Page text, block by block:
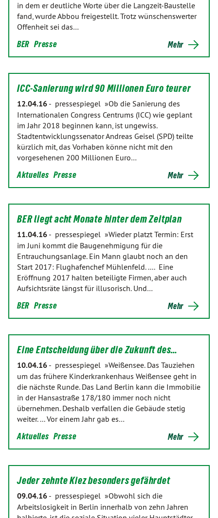
in dem er deutliche Worte über die Langzeit-Baustelle
fand, wurde Abbou freigestellt. Trotz wünschenswerter
Offenheit sei das…
BER Presse Mehr
ICC-Sanierung wird 90 Millionen Euro teurer
12.04.16 - pressespiegel »Ob die Sanierung des
Internationalen Congress Centrums (ICC) wie geplant
im Jahr 2018 beginnen kann, ist ungewiss.
Stadtentwicklungssenator Andreas Geisel (SPD) teilte
kürzlich mit, das Vorhaben könne nicht mit den
vorgesehenen 200 Millionen Euro…
Aktuelles Presse Mehr
BER liegt acht Monate hinter dem Zeitplan
11.04.16 - pressespiegel »Wieder platzt Termin: Erst
im Juni kommt die Baugenehmigung für die
Entrauchungsanlage. Ein Mann glaubt noch an den
Start 2017: Flughafenchef Mühlenfeld. .... Eine
Eröffnung 2017 halten beteiligte Firmen, aber auch
Aufsichtsräte längst für illusorisch. Und…
BER Presse Mehr
Eine Entscheidung über die Zukunft des…
10.04.16 - pressespiegel »Weißensee. Das Tauziehen
um das frühere Kinderkrankenhaus Weißensee geht in
die nächste Runde. Das Land Berlin kann die Immobilie
in der Hansastraße 178/180 immer noch nicht
übernehmen. Deshalb verfallen die Gebäude stetig
weiter. ... Vor einem Jahr gab es…
Aktuelles Presse Mehr
Jeder zehnte Kiez besonders gefährdet
09.04.16 - pressespiegel »Obwohl sich die
Arbeitslosigkeit in Berlin innerhalb von zehn Jahren